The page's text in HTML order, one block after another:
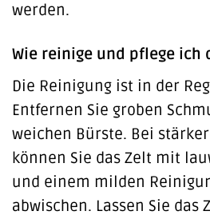
werden.
Wie reinige und pflege ich
Die Reinigung ist in der
Entfernen Sie groben
weichen Bürste. Bei
können Sie das Zelt mit
und einem milden
abwischen. Lassen Sie das